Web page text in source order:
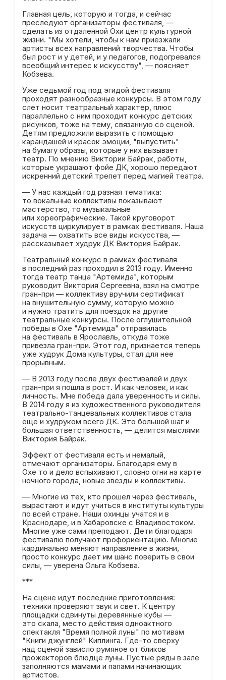
Главная цель, которую и тогда, и сейчас
преследуют организаторы фестиваля, —
сделать из отдаленной Охи центр культурной
жизни. "Мы хотели, чтобы к нам приезжали
артисты всех направлений творчества. Чтобы
был рост и у детей, и у педагогов, подогревался
всеобщий интерес к искусству", — поясняет
Кобзева.
Уже седьмой год под эгидой фестиваля
проходят разнообразные конкурсы. В этом году
слет носит театральный характер, плюс
параллельно с ним проходит конкурс детских
рисунков, тоже на тему, связанную со сценой.
Детям предложили выразить с помощью
карандашей и красок эмоции, "выпустить"
на бумагу образы, которые у них вызывает
театр. По мнению Виктории Байрак, работы,
которые украшают фойе ДК, хорошо передают
искренний детский трепет перед магией театра.
— У нас каждый год разная тематика:
то вокальные коллективы показывают
мастерство, то музыкальные
или хореографические. Такой круговорот
искусств циркулирует в рамках фестиваля. Наша
задача — охватить все виды искусства, —
рассказывает худрук ДК Виктория Байрак.
Театральный конкурс в рамках фестиваля
в последний раз проходил в 2013 году. Именно
тогда театр танца "Артемида", которым
руководит Виктория Сергеевна, взял на смотре
гран-при — коллективу вручили сертификат
на внушительную сумму, которую можно
и нужно тратить для поездок на другие
театральные конкурсы. После оглушительной
победы в Охе "Артемида" отправилась
на фестиваль в Ярославль, откуда тоже
привезла гран-при. Этот год, признается теперь
уже худрук Дома культуры, стал для нее
прорывным.
— В 2013 году после двух фестивалей и двух
гран-при я пошла в рост. И как человек, и как
личность. Мне победа дала уверенность и силы.
В 2014 году я из художественного руководителя
театрально-танцевальных коллективов стала
еще и худруком всего ДК. Это большой шаг и
большая ответственность, — делится мыслями
Виктория Байрак.
Эффект от фестиваля есть и немалый,
отмечают организаторы. Благодаря ему в
Охе то и дело вспыхивают, словно огни на карте
ночного города, новые звезды и коллективы.
— Многие из тех, кто прошел через фестиваль,
вырастают и идут учиться в институты культуры
по всей стране. Наши охинцы учатся и в
Краснодаре, и в Хабаровске с Владивостоком.
Многие уже сами преподают. Дети благодаря
фестивалю получают профориентацию. Многие
кардинально меняют направление в жизни,
просто конкурс дает им шанс поверить в свои
силы, — уверена Ольга Кобзева.
***
На сцене идут последние приготовления:
техники проверяют звук и свет. К центру
площадки сдвинуты деревянные кубы —
это скала, место действия одноактного
спектакля "Время полной луны" по мотивам
"Книги джунглей" Киплинга. Где-то сверху
над сценой зависло румяное от бликов
прожекторов блюдце луны. Пустые ряды в зале
заполняются мамами и папами начинающих
артистов.